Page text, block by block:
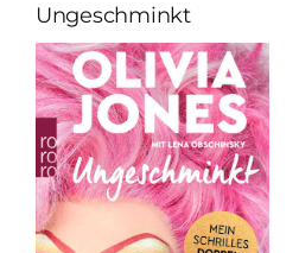
Ungeschminkt